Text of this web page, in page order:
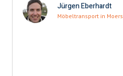
Jürgen Eberhardt
Möbeltransport in Moers